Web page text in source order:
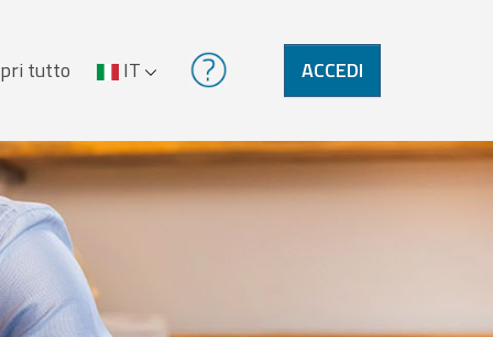
tutto IT ACCEDI